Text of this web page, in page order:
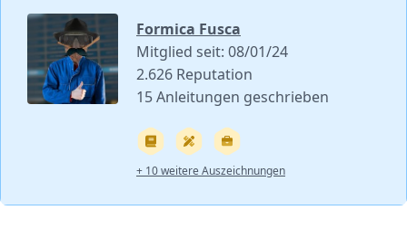
Formica Fusca
Mitglied seit: 08/01/24
2.626 Reputation
15 Anleitungen geschrieben
+ 10 weitere Auszeichnungen